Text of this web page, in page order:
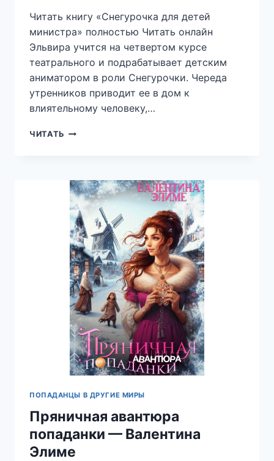
Читать книгу «Снегурочка для детей
министра» полностью Читать онлайн
Эльвира учится на четвертом курсе
театрального и подрабатывает детским
аниматором в роли Снегурочки. Череда
утренников приводит ее в дом к
влиятельному человеку,…
ЧИТАТЬ СНЕГУРОЧКА
—
ЭЛЛИ
ЛАРТЕР
ПОПАДАНЦЫ В ДРУГИЕ МИРЫ
Пряничная авантюра
попаданки — Валентина
Элиме